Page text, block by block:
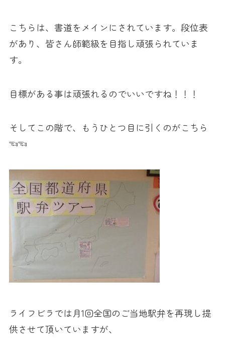
こちらは、書道をメインにされています。段位表
があり、皆さん師範級を目指し頑張られていま
す。
目標がある事は頑張れるのでいいですね！！！
そしてこの階で、もうひとつ目に引くのがこちら
☜☜
ライフビラでは月1回全国のご当地駅弁を再現し提
供させて頂いていますが、